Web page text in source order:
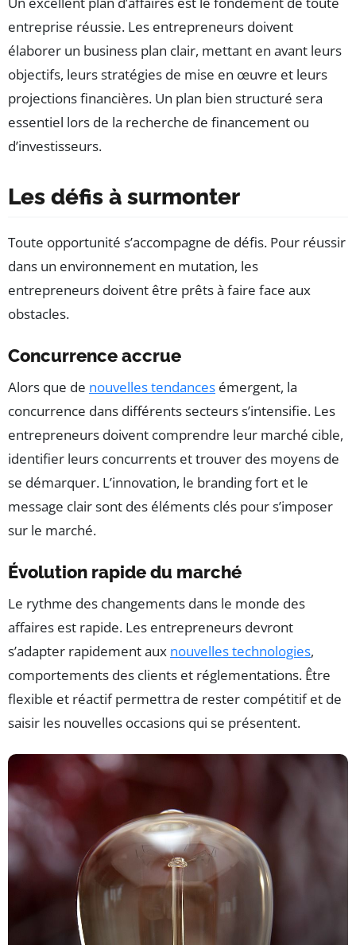
entreprise réussie. Les entrepreneurs doivent
élaborer un business plan clair, mettant en avant leurs
objectifs, leurs stratégies de mise en œuvre et leurs
projections financières. Un plan bien structuré sera
essentiel lors de la recherche de financement ou
d’investisseurs.
Les défis à surmonter
Toute opportunité s’accompagne de défis. Pour réussir
dans un environnement en mutation, les
entrepreneurs doivent être prêts à faire face aux
obstacles.
Concurrence accrue
Alors que de nouvelles tendances émergent, la
concurrence dans différents secteurs s’intensifie. Les
entrepreneurs doivent comprendre leur marché cible,
identifier leurs concurrents et trouver des moyens de
se démarquer. L’innovation, le branding fort et le
message clair sont des éléments clés pour s’imposer
sur le marché.
Évolution rapide du marché
Le rythme des changements dans le monde des
affaires est rapide. Les entrepreneurs devront
s’adapter rapidement aux nouvelles technologies,
comportements des clients et réglementations. Être
flexible et réactif permettra de rester compétitif et de
saisir les nouvelles occasions qui se présentent.